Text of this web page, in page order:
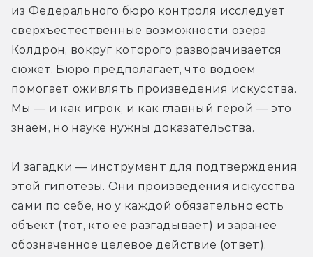
из Федерального бюро контроля исследует
сверхъестественные возможности озера
Колдрон, вокруг которого разворачивается
сюжет. Бюро предполагает, что водоём
помогает оживлять произведения искусства.
Мы — и как игрок, и как главный герой — это
знаем, но науке нужны доказательства.
И загадки — инструмент для подтверждения
этой гипотезы. Они произведения искусства
сами по себе, но у каждой обязательно есть
объект (тот, кто её разгадывает) и заранее
обозначенное целевое действие (ответ).